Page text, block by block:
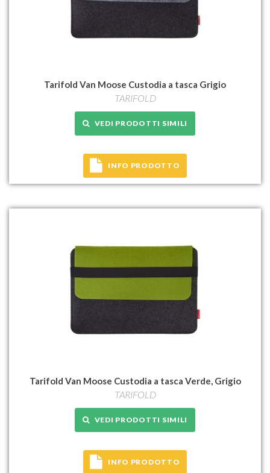
Tarifold Van Moose Custodia a tasca Grigio
TARIFOLD
VEDI PRODOTTI SIMILI
INFO PRODOTTO
Tarifold Van Moose Custodia a tasca Verde, Grigio
TARIFOLD
VEDI PRODOTTI SIMILI
INFO PRODOTTO